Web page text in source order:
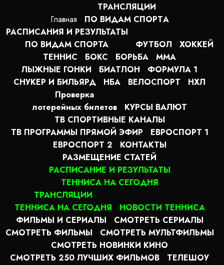
Главная
ТРАНСЛЯЦИИ
ПО ВИДАМ СПОРТA
РАСПИСАНИЯ И РЕЗУЛЬТАТЫ
ПО ВИДАМ СПОРТА
ФУТБОЛ
ХОККЕЙ
ТЕННИС
БОКС БОРЬБА
MMA
ЛЫЖНЫЕ ГОНКИ
БИАТЛОН
ФОРМУЛА 1
СНУКЕР И БИЛЬЯРД
НБА ВЕЛОСПОРТ
НХЛ
Проверка
лотерейных билетов
КУРСЫ ВАЛЮТ
ТВ СПОРТИВНЫЕ КАНАЛЫ
ТВ ПРОГРАММЫ ПРЯМОЙ ЭФИР
ЕВРОСПОРТ 1
ЕВРОСПОРТ 2
КОНТАКТЫ
РАЗМЕЩЕНИЕ СТАТЕЙ
РАСПИСАНИЕ И РЕЗУЛЬТАТЫ
ТЕННИСА НА СЕГОДНЯ
ТРАНСЛЯЦИИ
ТЕННИСА НА СЕГОДНЯ
НОВОСТИ ТЕННИСА
ФИЛЬМЫ И СЕРИАЛЫ
СМОТРЕТЬ СЕРИАЛЫ
СМОТРЕТЬ ФИЛЬМЫ
СМОТРЕТЬ МУЛЬТФИЛЬМЫ
СМОТРЕТЬ НОВИНКИ КИНО
СМОТРЕТЬ 250 ЛУЧШИХ ФИЛЬМОВ
ТЕЛЕШОУ